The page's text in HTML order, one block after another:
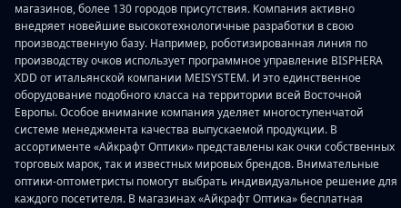
магазинов, более 130 городов присутствия. Компания активно
внедряет новейшие высокотехнологичные разработки в свою
производственную базу. Например, роботизированная линия по
производству очков использует программное управление BISPHERA
XDD от итальянской компании MEISYSTEM. И это единственное
оборудование подобного класса на территории всей Восточной
Европы. Особое внимание компания уделяет многоступенчатой
системе менеджмента качества выпускаемой продукции. В
ассортименте «Айкрафт Оптики» представлены как очки собственных
торговых марок, так и известных мировых брендов. Внимательные
оптики-оптометристы помогут выбрать индивидуальное решение для
каждого посетителя. В магазинах «Айкрафт Оптика» бесплатная